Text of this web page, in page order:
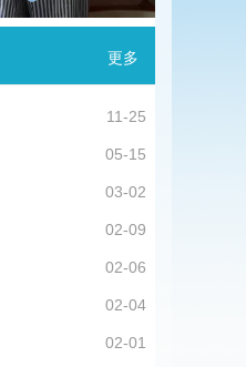
更多
11-25
05-15
03-02
02-09
02-06
02-04
02-01